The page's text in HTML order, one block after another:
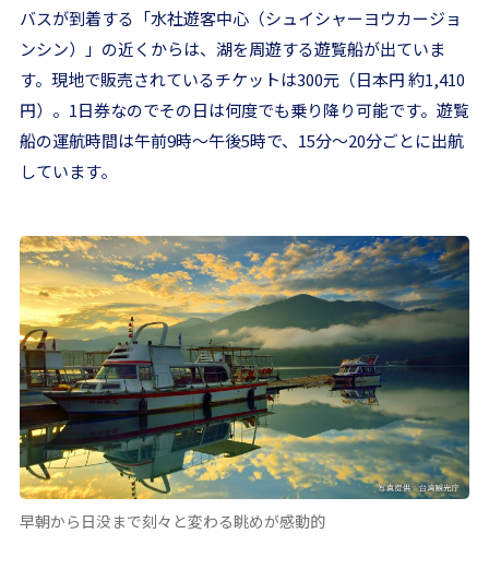
バスが到着する「水社遊客中心（シュイシャーヨウカージョ
ンシン）」の近くからは、湖を周遊する遊覧船が出ていま
す。現地で販売されているチケットは300元（日本円 約1,410
円）。1日券なのでその日は何度でも乗り降り可能です。遊覧
船の運航時間は午前9時〜午後5時で、15分〜20分ごとに出航
しています。
早朝から日没まで刻々と変わる眺めが感動的